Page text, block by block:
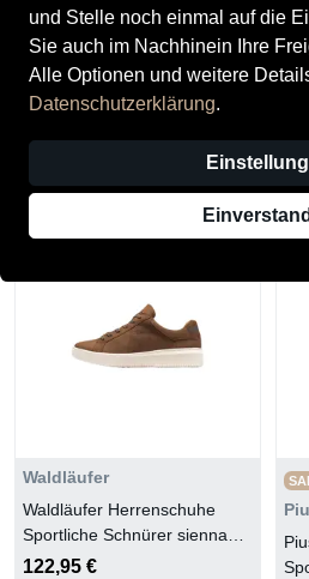
und Stelle noch einmal auf die
Sie auch im Nachhinein Ihre
Alle Optionen und weitere
Datenschutzerklärung.
Tamaris
Sportliche Schnürer BROWN
Waldläufer
Waldläufer Herrenschuhe
Sportliche Schnürer sienna
LS. offwhite
122,95 €
-